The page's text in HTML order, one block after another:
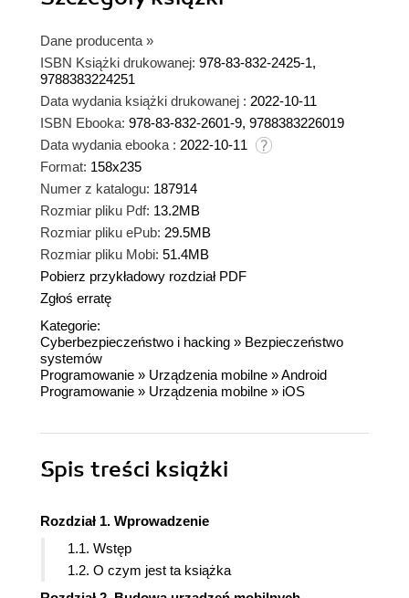
Dane producenta »
ISBN Książki drukowanej: 978-83-832-2425-1,
9788383224251
Data wydania książki drukowanej : 2022-10-11
ISBN Ebooka: 978-83-832-2601-9, 9788383226019
Data wydania ebooka : 2022-10-11
Format: 158x235
Numer z katalogu: 187914
Rozmiar pliku Pdf: 13.2MB
Rozmiar pliku ePub: 29.5MB
Rozmiar pliku Mobi: 51.4MB
Pobierz przykładowy rozdział PDF
Zgłoś erratę
Kategorie:
Cyberbezpieczeństwo i hacking » Bezpieczeństwo
systemów
Programowanie » Urządzenia mobilne »Android
Programowanie » Urządzenia mobilne » iOS
Spis treści książki
Rozdział 1. Wprowadzenie
1.1. Wstęp
1.2. O czym jest ta książka